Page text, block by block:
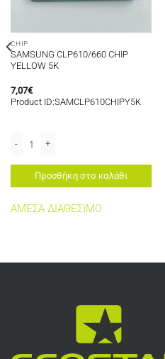
CHIP
SAMSUNG CLP610/660 CHIP
YELLOW 5K
7,07€
Product ID:SAMCLP610CHIPY5K
Προσθήκη στο καλάθι
ΑΜΕΣΑ ΔΙΑΘΕΣΙΜΟ